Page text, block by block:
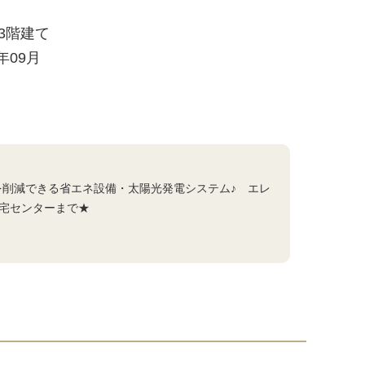
階建て
09月
減できる省エネ設備・太陽光発電システム♪ エレ
センターまで★